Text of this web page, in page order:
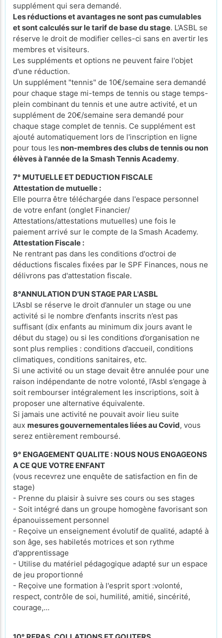
supplément qui sera demandé.
Les réductions et avantages ne sont pas cumulables
et sont calculés sur le tarif de base du stage. L’ASBL se
réserve le droit de modifier celles-ci sans en avertir les
membres et visiteurs.
Les suppléments et options ne peuvent faire l'objet
d'une réduction.
Un supplément "tennis" de 10€/semaine sera demandé
pour chaque stage mi-temps de tennis ou stage temps-
plein combinant du tennis et une autre activité, et un
supplément de 20€/semaine sera demandé pour
chaque stage complet de tennis. Ce supplément est
ajouté automatiquement lors de l'inscription en ligne
pour tous les non-membres des clubs de tennis ou non
élèves à l'année de la Smash Tennis Academy.
7° MUTUELLE ET DEDUCTION FISCALE
Attestation de mutuelle :
Elle pourra être téléchargée dans l'espace personnel
de votre enfant (onglet Financier/
Attestations/attestations mutuelles) une fois le
paiement arrivé sur le compte de la Smash Academy.
Attestation Fiscale :
Ne rentrant pas dans les conditions d'octroi de
déductions fiscales fixées par le SPF Finances, nous ne
délivrons pas d'attestation fiscale.
8°ANNULATION D'UN STAGE PAR L'ASBL
L’Asbl se réserve le droit d’annuler un stage ou une
activité si le nombre d’enfants inscrits n’est pas
suffisant (dix enfants au minimum dix jours avant le
début du stage) ou si les conditions d’organisation ne
sont plus remplies : conditions d’accueil, conditions
climatiques, conditions sanitaires, etc.
Si une activité ou un stage devait être annulée pour une
raison indépendante de notre volonté, l’Asbl s’engage à
soit rembourser intégralement les inscriptions, soit à
proposer une alternative équivalente.
Si jamais une activité ne pouvait avoir lieu suite
aux mesures gouvernementales liées au Covid, vous
serez entièrement remboursé.
9° ENGAGEMENT QUALITE : NOUS NOUS ENGAGEONS
A CE QUE VOTRE ENFANT
(vous recevrez une enquête de satisfaction en fin de
stage)
- Prenne du plaisir à suivre ses cours ou ses stages
- Soit intégré dans un groupe homogène favorisant son
épanouissement personnel
- Reçoive un enseignement évolutif de qualité, adapté à
son âge, ses habiletés motrices et son rythme
d'apprentissage
- Utilise du matériel pédagogique adapté sur un espace
de jeu proportionné
- Reçoive une formation à l'esprit sport :volonté,
respect, contrôle de soi, humilité, amitié, sincérité,
courage,...